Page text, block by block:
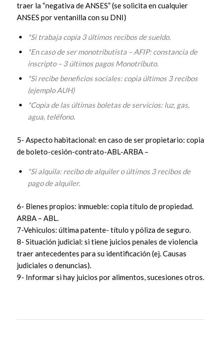
traer la “negativa de ANSES” (se solicita en cualquier
ANSES por ventanilla con su DNI)
*Si trabaja copia 3 últimos recibos de sueldo.
*En caso de ser monotributista – AFIP: constancia de
inscripto – 3 últimos pagos Monotributo.
*Si recibe beneficios sociales: copia últimos 3 recibos
(ejemplo AUH)
*Copia de las últimas boletas de servicios: luz, gas,
agua, teléfono.
5- Aspecto habitacional: en caso de ser propietario: copia
de boleto-cesión-contrato-ABL-ARBA –
*Si alquila: recibo de alquiler o últimos 3 recibos de
pago de alquiler.
6- Bienes propios: inmueble: copia título de propiedad.
ARBA – ABL.
7-Vehiculos: última patente- título y póliza de seguro.
8- Situación judicial: si tiene juicios penales de violencia
traer antecedentes para su identificación (ej. Causas
judiciales o denuncias).
9- Informar si hay juicios por alimentos, sucesiones otros.